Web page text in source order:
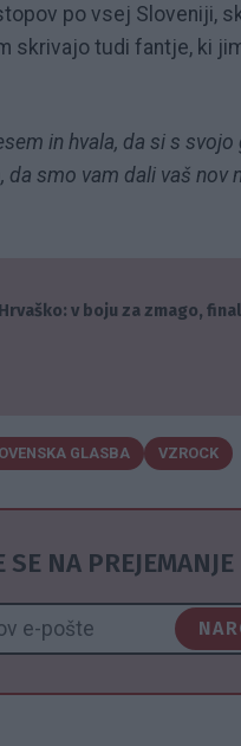
po vsej Sloveniji,
skrivajo tudi fantje, ki
in hvala, da si s
smo vam dali vaš nov
v boju za zmago,
GLASBA VZROCK
SE NA